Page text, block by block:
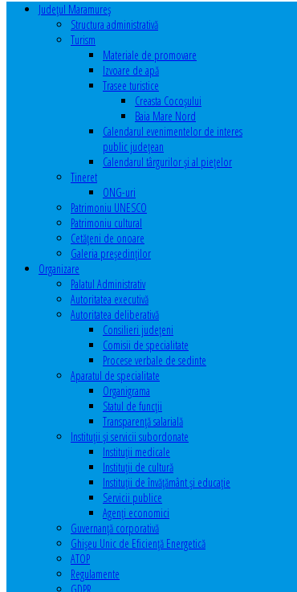
Judeţul Maramureş
Structura administrativă
Turism
Materiale de promovare
Izvoare de apă
Trasee turistice
Creasta Cocoșului
Baia Mare Nord
Calendarul evenimentelor de interes
public judeţean
Calendarul târgurilor şi al pieţelor
Tineret
ONG-uri
Patrimoniu UNESCO
Patrimoniu cultural
Cetăţeni de onoare
Galeria președinților
Organizare
Palatul Administrativ
Autoritatea executivă
Autoritatea deliberativă
Consilieri judeţeni
Comisii de specialitate
Procese verbale de sedinte
Aparatul de specialitate
Organigrama
Statul de funcții
Transparență salarială
Instituţii şi servicii subordonate
Instituţii medicale
Instituţii de cultură
Instituţii de învăţământ şi educaţie
Servicii publice
Agenţi economici
Guvernanță corporativă
Ghişeu Unic de Eficienţă Energetică
ATOP
Regulamente